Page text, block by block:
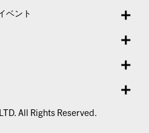
ベント
All Rights Reserved.